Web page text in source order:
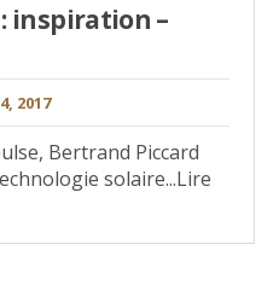
inspiration –
2017
Bertrand Piccard
solaire...Lire